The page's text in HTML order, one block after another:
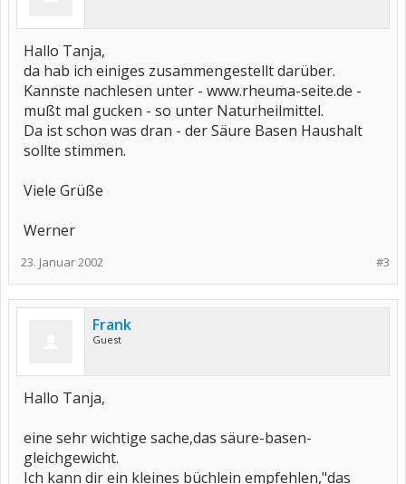
Hallo Tanja,
da hab ich einiges zusammengestellt darüber.
Kannste nachlesen unter - www.rheuma-seite.de -
mußt mal gucken - so unter Naturheilmittel.
Da ist schon was dran - der Säure Basen Haushalt
sollte stimmen.
Viele Grüße
Werner
#3
23. Januar 2002
Frank
Guest
Hallo Tanja,
eine sehr wichtige sache,das säure-basen-
gleichgewicht.
Ich kann dir ein kleines büchlein empfehlen,"das